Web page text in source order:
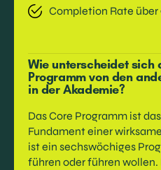
Completion Rate über
Wie unterscheidet sich
Programm von den
in der Akademie?
Das Core Programm ist
Fundament einer
ist ein sechswöchiges
führen oder führen wollen.